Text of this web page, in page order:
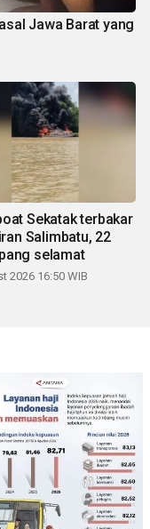
Jawa Barat yang
Sekatak terbakar
Salimbatu, 22
selamat
2026 16:50 WIB